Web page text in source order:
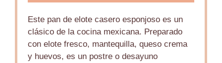
Este pan de elote casero esponjoso es un
clásico de la cocina mexicana. Preparado
con elote fresco, mantequilla, queso crema
y huevos, es un postre o desayuno